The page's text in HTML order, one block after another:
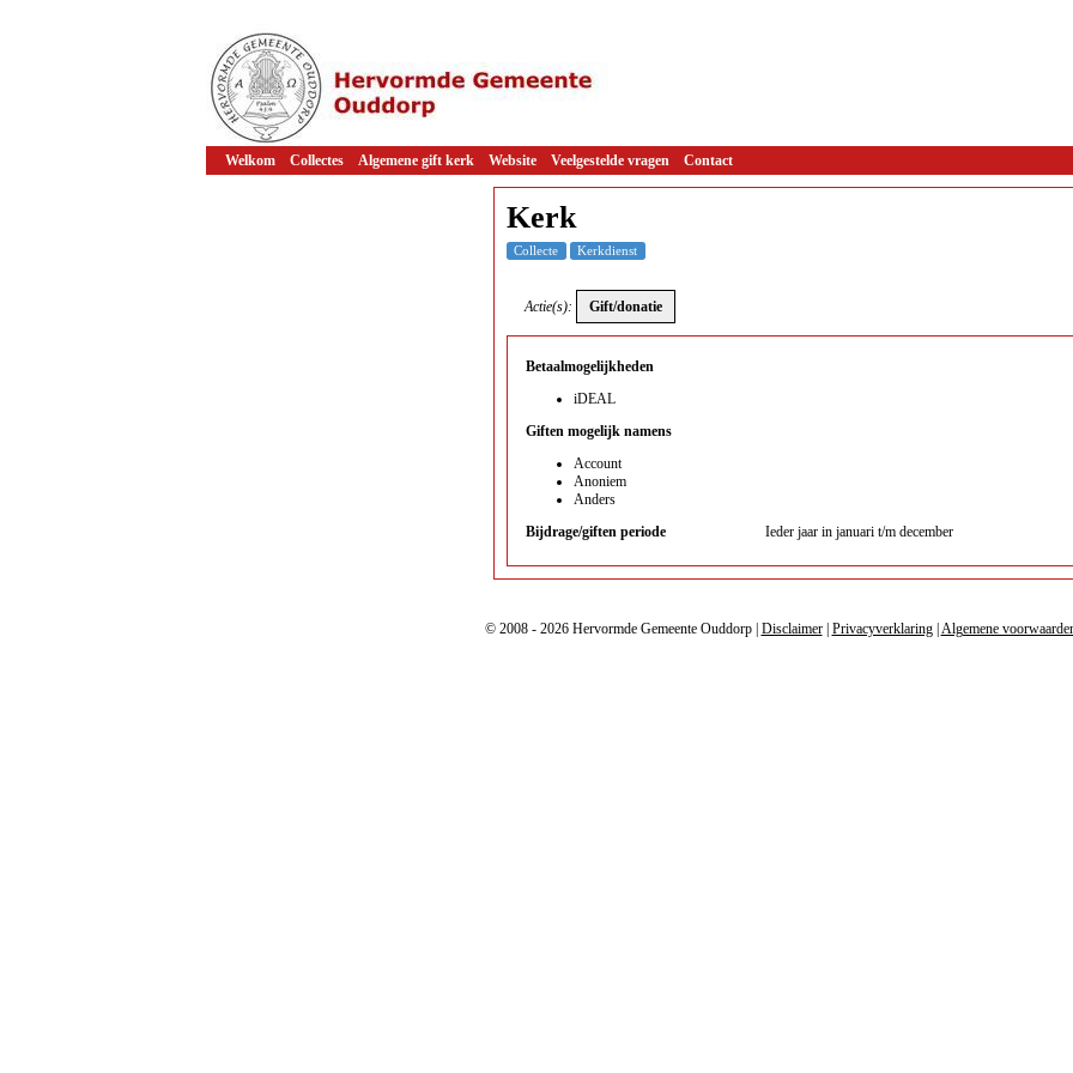
Welkom Collectes Algemene gift kerk Website Veelgestelde vragen Contact
Kerk
Collecte Kerkdienst
Actie(s):
Betaalmogelijkheden
iDEAL
Giften mogelijk namens
Account
Anoniem
Anders
Bijdrage/giften periode
Ieder jaar in januari t/m december
© 2008 - 2026 Hervormde Gemeente Ouddorp | Disclaimer| Privacyverklaring| Algemene